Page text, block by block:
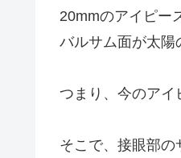
20mmのアイピー
バルサム面が太陽
つまり、今のアイ
そこで、接眼部の